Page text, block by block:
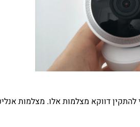
דווקא מצלמות אלו. מצלמות